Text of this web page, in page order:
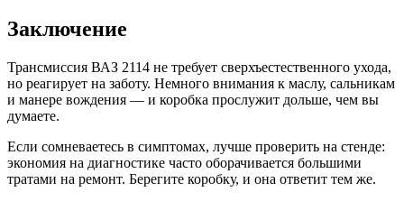
Заключение
Трансмиссия ВАЗ 2114 не требует сверхъестественного ухода,
но реагирует на заботу. Немного внимания к маслу, сальникам
и манере вождения — и коробка прослужит дольше, чем вы
думаете.
Если сомневаетесь в симптомах, лучше проверить на стенде:
экономия на диагностике часто оборачивается большими
тратами на ремонт. Берегите коробку, и она ответит тем же.